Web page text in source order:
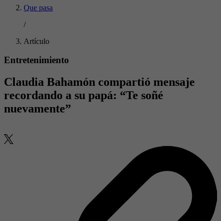
Que pasa
/
Artículo
Entretenimiento
Claudia Bahamón compartió mensaje
recordando a su papá: “Te soñé
nuevamente”